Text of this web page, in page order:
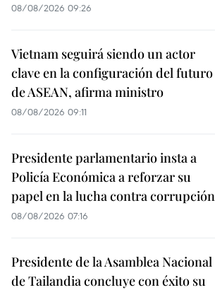
08/08/2026 09:26
Vietnam seguirá siendo un actor
clave en la configuración del futuro
de ASEAN, afirma ministro
08/08/2026 09:11
Presidente parlamentario insta a
Policía Económica a reforzar su
papel en la lucha contra corrupción
08/08/2026 07:16
Presidente de la Asamblea Nacional
de Tailandia concluye con éxito su